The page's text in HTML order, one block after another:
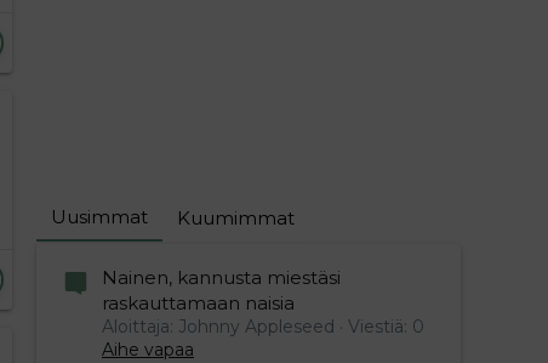
Uusimmat Kuumimmat
Nainen, kannusta miestäsi
raskauttamaan naisia
Aloittaja: Johnny Appleseed
Viestiä: 0
Aihe vapaa